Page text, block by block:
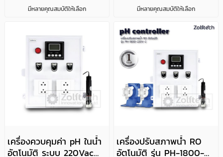
มีหลายคุณสมบัติให้เลือก มีหลายคุณสมบัติให้เลือก
เครื่องควบคุมค่า pH ในน้ำ
อัตโนมัติ ระบบ 220Vac
เครื่องปรับสภาพน้ำ RO
อัตโนมัติ รุ่น PH-1800-